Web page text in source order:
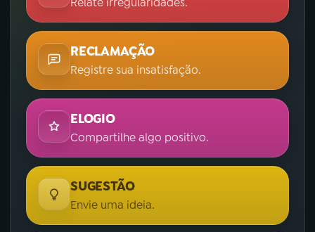
RECLAMAÇÃO
Registre sua insatisfação.
ELOGIO
Compartilhe algo positivo.
SUGESTÃO
Envie uma ideia.